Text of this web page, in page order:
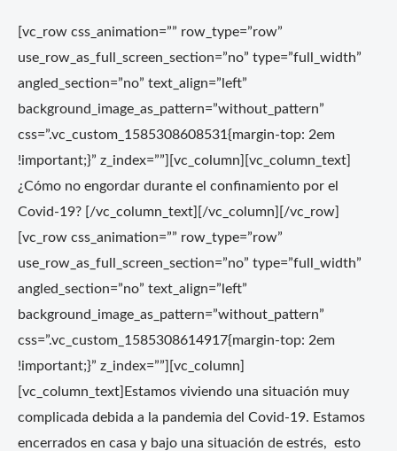
[vc_row css_animation=”” row_type=”row”
use_row_as_full_screen_section=”no” type=”full_width”
angled_section=”no” text_align=”left”
background_image_as_pattern=”without_pattern”
css=”.vc_custom_1585308608531{margin-top: 2em
!important;}” z_index=””][vc_column][vc_column_text]
¿Cómo no engordar durante el confinamiento por el
Covid-19? [/vc_column_text][/vc_column][/vc_row]
[vc_row css_animation=”” row_type=”row”
use_row_as_full_screen_section=”no” type=”full_width”
angled_section=”no” text_align=”left”
background_image_as_pattern=”without_pattern”
css=”.vc_custom_1585308614917{margin-top: 2em
!important;}” z_index=””][vc_column]
[vc_column_text]Estamos viviendo una situación muy
complicada debida a la pandemia del Covid-19. Estamos
encerrados en casa y bajo una situación de estrés, esto